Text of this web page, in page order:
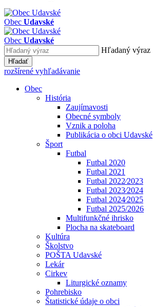
Obec Udavské
Obec Udavské
Hľadaný výraz
Hľadať
rozšírené vyhľadávanie
Obec
História
Zaujímavosti
Obecné symboly
Vznik a poloha
Publikácia o obci Udavské
Šport
Futbal
Futbal 2020
Futbal 2021
Futbal 2022⁄2023
Futbal 2023⁄2024
Futbal 2024⁄2025
Futbal 2025/2026
Multifunkčné ihrisko
Plocha na skateboard
Kultúra
Školstvo
POŠTA Udavské
Lekár
Cirkev
Liturgické oznamy
Pohrebisko
Štatistické údaje o obci